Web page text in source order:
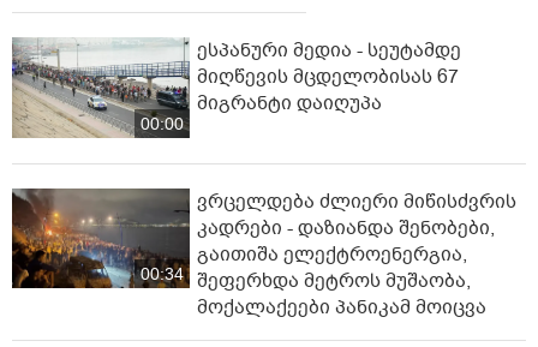
00:00
ესპანური მედია - სეუტამდე
მიღწევის მცდელობისას 67
მიგრანტი დაიღუპა
00:34
ვრცელდება ძლიერი მიწისძვრის
კადრები - დაზიანდა შენობები,
გაითიშა ელექტროენერგია,
შეფერხდა მეტროს მუშაობა,
მოქალაქეები პანიკამ მოიცვა